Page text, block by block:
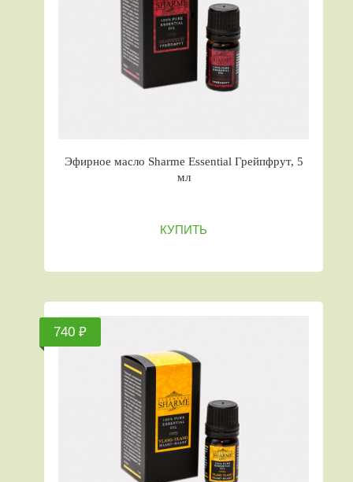
Эфирное масло Sharme Essential Грейпфрут, 5
мл
КУПИТЬ
740 ₽